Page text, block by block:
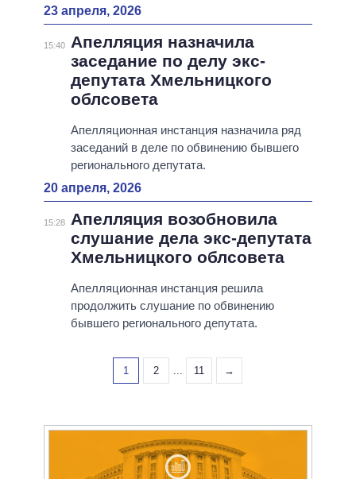
23 апреля, 2026
15:40
Апелляция назначила
заседание по делу экс-
депутата Хмельницкого
облсовета
Апелляционная инстанция назначила ряд
заседаний в деле по обвинению бывшего
регионального депутата.
20 апреля, 2026
15:28
Апелляция возобновила
слушание дела экс-депутата
Хмельницкого облсовета
Апелляционная инстанция решила
продолжить слушание по обвинению
бывшего регионального депутата.
1 2 ... 11 →